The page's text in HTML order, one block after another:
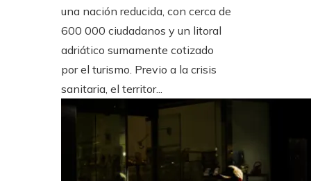
una nación reducida, con cerca de
600 000 ciudadanos y un litoral
adriático sumamente cotizado
por el turismo. Previo a la crisis
sanitaria, el territor...